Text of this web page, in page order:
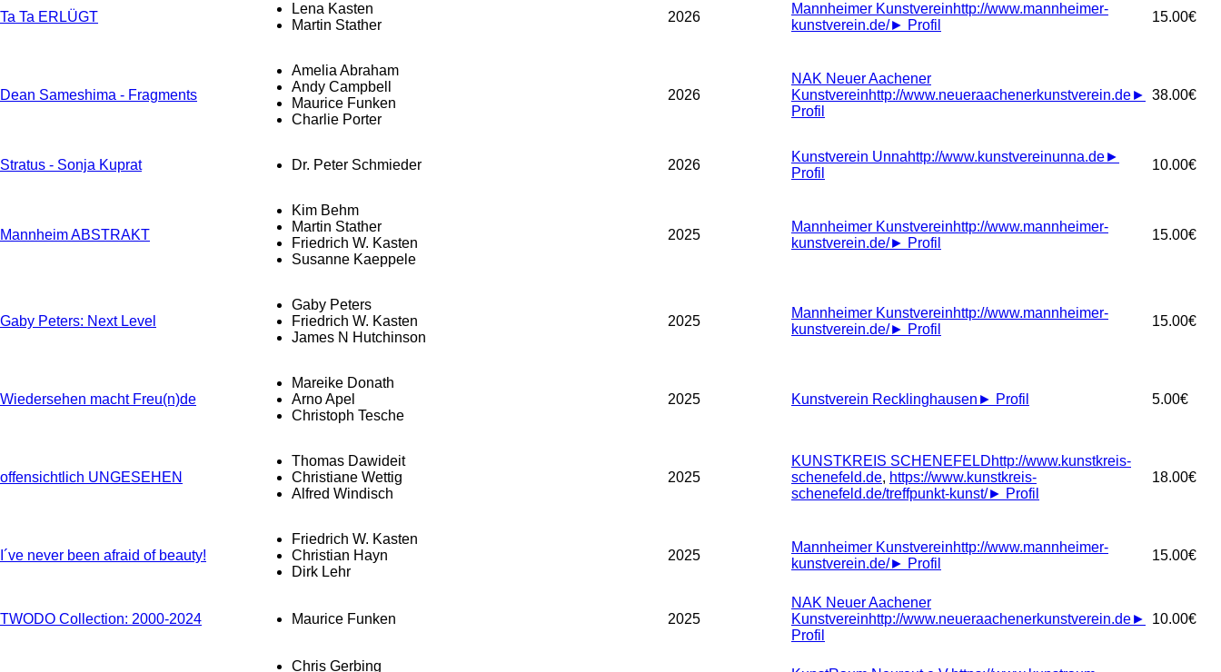
Ta Ta ERLÜGT
Lena Kasten
Martin Stather
2026
Mannheimer Kunstvereinhttp://www.mannheimer-
kunstverein.de/► Profil
15.00€
Dean Sameshima - Fragments
Amelia Abraham
Andy Campbell
Maurice Funken
Charlie Porter
2026
NAK Neuer Aachener
Kunstvereinhttp://www.neueraachenerkunstverein.de►
Profil
38.00€
Stratus - Sonja Kuprat Dr. Peter Schmieder 2026
Kunstverein Unnahttp://www.kunstvereinunna.de►
Profil
10.00€
Mannheim ABSTRAKT
Kim Behm
Martin Stather
Friedrich W. Kasten
Susanne Kaeppele
2025
Mannheimer Kunstvereinhttp://www.mannheimer-
kunstverein.de/► Profil
15.00€
Gaby Peters: Next Level
Gaby Peters
Friedrich W. Kasten
James N Hutchinson
2025
Mannheimer Kunstvereinhttp://www.mannheimer-
kunstverein.de/► Profil
15.00€
Wiedersehen macht Freu(n)de
Mareike Donath
Arno Apel
Christoph Tesche
2025 Kunstverein Recklinghausen ► Profil 5.00€
offensichtlich UNGESEHEN
Thomas Dawideit
Christiane Wettig
Alfred Windisch
2025
KUNSTKREIS SCHENEFELDhttp://www.kunstkreis-
schenefeld.de, https://www.kunstkreis-
schenefeld.de/treffpunkt-kunst/► Profil
18.00€
I´ve never been afraid of beauty!
Friedrich W. Kasten
Christian Hayn
Dirk Lehr
2025
Mannheimer Kunstvereinhttp://www.mannheimer-
kunstverein.de/► Profil
15.00€
TWODO Collection: 2000-2024 Maurice Funken 2025
NAK Neuer Aachener
Kunstvereinhttp://www.neueraachenerkunstverein.de►
Profil
10.00€
Chris Gerbing